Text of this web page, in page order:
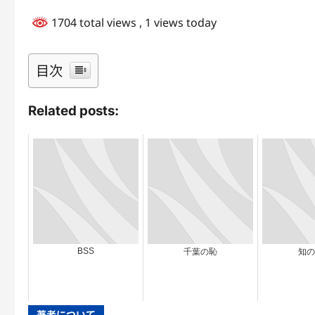
1704 total views , 1 views today
目次
Related posts:
BSS 千葉の恥 知